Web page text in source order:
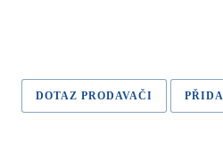
DOTAZ PRODAVAČI